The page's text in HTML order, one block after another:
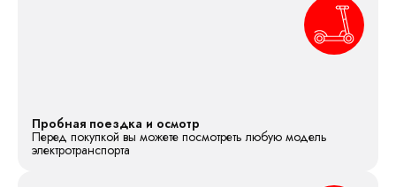
Пробная поездка и осмотр
Перед покупкой вы можете посмотреть любую модель
электротранспорта